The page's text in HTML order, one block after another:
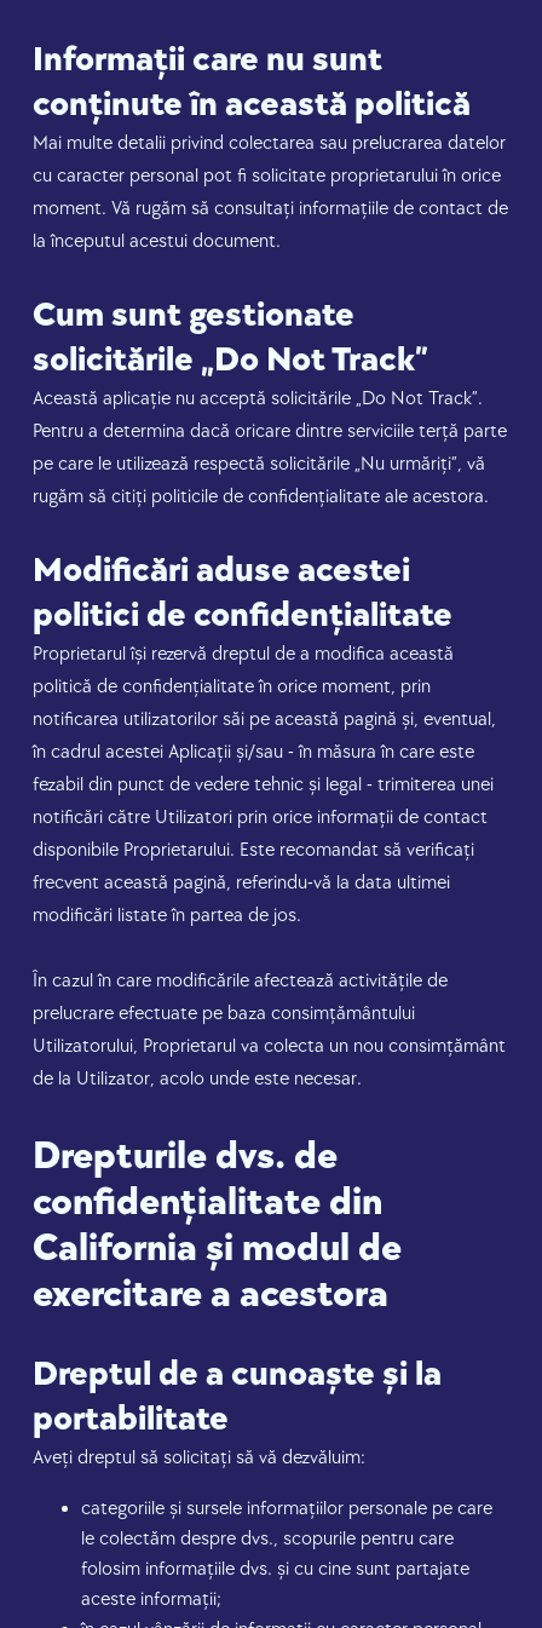
Informații care nu sunt
conținute în această politică
Mai multe detalii privind colectarea sau prelucrarea datelor
cu caracter personal pot fi solicitate proprietarului în orice
moment. Vă rugăm să consultați informațiile de contact de
la începutul acestui document.
Cum sunt gestionate
solicitările „Do Not Track”
Această aplicație nu acceptă solicitările „Do Not Track”.
Pentru a determina dacă oricare dintre serviciile terță parte
pe care le utilizează respectă solicitările „Nu urmăriți”, vă
rugăm să citiți politicile de confidențialitate ale acestora.
Modificări aduse acestei
politici de confidențialitate
Proprietarul își rezervă dreptul de a modifica această
politică de confidențialitate în orice moment, prin
notificarea utilizatorilor săi pe această pagină și, eventual,
în cadrul acestei Aplicații și/sau - în măsura în care este
fezabil din punct de vedere tehnic și legal - trimiterea unei
notificări către Utilizatori prin orice informații de contact
disponibile Proprietarului. Este recomandat să verificați
frecvent această pagină, referindu-vă la data ultimei
modificări listate în partea de jos.
În cazul în care modificările afectează activitățile de
prelucrare efectuate pe baza consimțământului
Utilizatorului, Proprietarul va colecta un nou consimțământ
de la Utilizator, acolo unde este necesar.
Drepturile dvs. de
confidențialitate din
California și modul de
exercitare a acestora
Dreptul de a cunoaște și la
portabilitate
Aveți dreptul să solicitați să vă dezvăluim:
categoriile și sursele informațiilor personale pe care
le colectăm despre dvs., scopurile pentru care
folosim informațiile dvs. și cu cine sunt partajate
aceste informații;